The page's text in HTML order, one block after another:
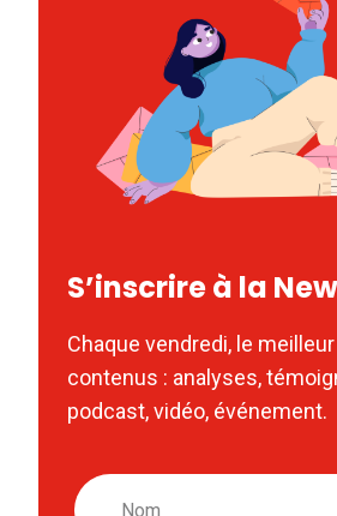
S’inscrire à la
Chaque vendredi, le
contenus : analyses,
podcast, vidéo, événement.
Nom